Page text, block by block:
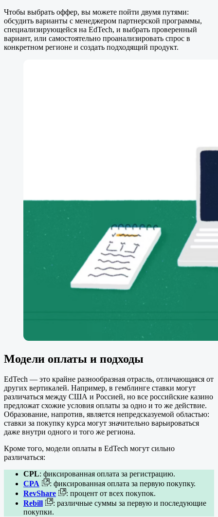
Чтобы выбрать оффер, вы можете пойти двумя путями:
обсудить варианты с менеджером партнерской программы,
специализирующейся на EdTech, и выбрать проверенный
вариант, или самостоятельно проанализировать спрос в
конкретном регионе и создать подходящий продукт.
Модели оплаты и подходы
EdTech — это крайне разнообразная отрасль, отличающаяся от
других вертикалей. Например, в гемблинге ставки могут
различаться между США и Россией, но все российские казино
предложат схожие условия оплаты за одно и то же действие.
Образование, напротив, является непредсказуемой областью:
ставки за покупку курса могут значительно варьироваться
даже внутри одного и того же региона.
Кроме того, модели оплаты в EdTech могут сильно
различаться:
CPL: фиксированная оплата за регистрацию.
CPA
: фиксированная оплата за первую покупку.
RevShare
: процент от всех покупок.
Rebill
: различные суммы за первую и последующие
покупки.